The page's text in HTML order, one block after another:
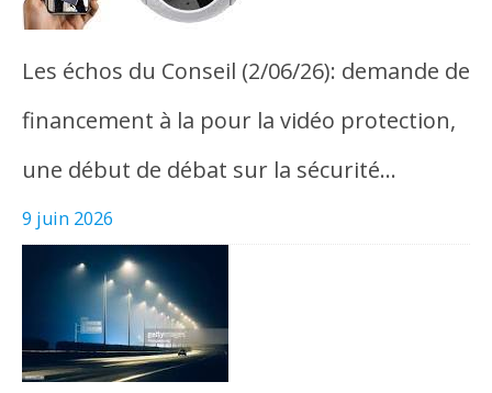
Les échos du Conseil (2/06/26): demande de
financement à la pour la vidéo protection,
une début de débat sur la sécurité…
9 juin 2026